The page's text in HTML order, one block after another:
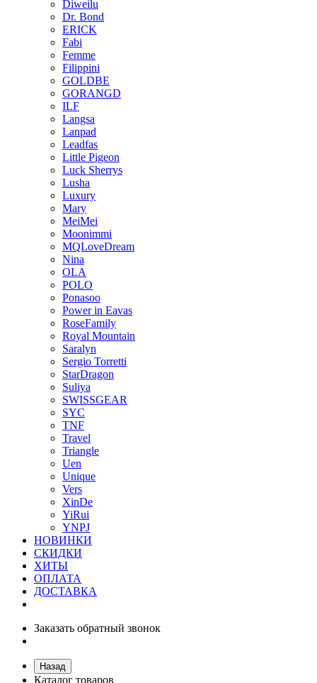
Diweilu
Dr. Bond
ERICK
Fabi
Femme
Filippini
GOLDBE
GORANGD
ILF
Langsa
Lanpad
Leadfas
Little Pigeon
Luck Sherrys
Lusha
Luxury
Mary
MeiMei
Moonimmi
MQLoveDream
Nina
OLA
POLO
Ponasoo
Power in Eavas
RoseFamily
Royal Mountain
Saralyn
Sergio Torretti
StarDragon
Suliya
SWISSGEAR
SYC
TNF
Travel
Triangle
Uen
Unique
Vers
XinDe
YiRui
YNPJ
НОВИНКИ
СКИДКИ
ХИТЫ
ОПЛАТА
ДОСТАВКА
Заказать обратный звонок
Назад
Каталог товаров